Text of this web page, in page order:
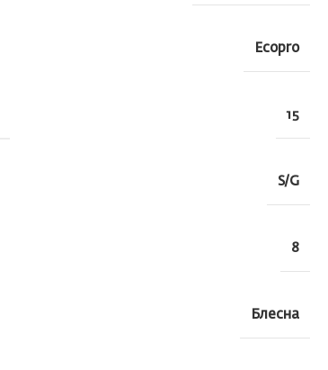
Ecopro
15
S/G
8
Блесна